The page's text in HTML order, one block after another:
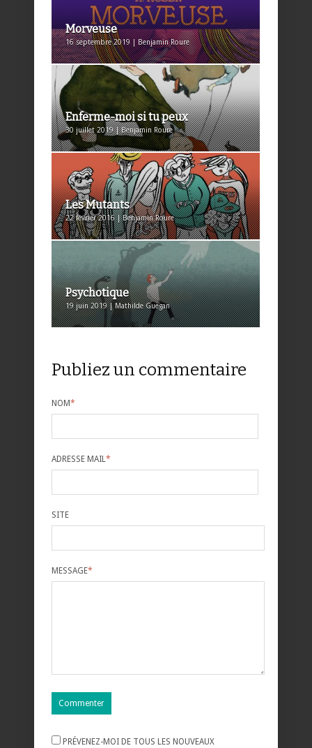
Morveuse
16 septembre 2019 | Benjamin Roure
Enferme-moi si tu peux
30 juillet 2019 | Benjamin Roure
Les Mutants
22 février 2016 | Benjamin Roure
Psychotique
19 juin 2019 | Mathilde Guegan
Publiez un commentaire
NOM*
ADRESSE MAIL*
SITE
MESSAGE*
PRÉVENEZ-MOI DE TOUS LES NOUVEAUX